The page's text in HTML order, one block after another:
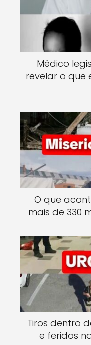
Médico
revelar o que
O que
mais de 330
Tiros dentro
e feridos